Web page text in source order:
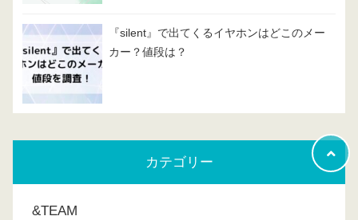
『silent』で出てくるイヤホンはどこのメー
カー？値段は？
カテゴリー
&TEAM